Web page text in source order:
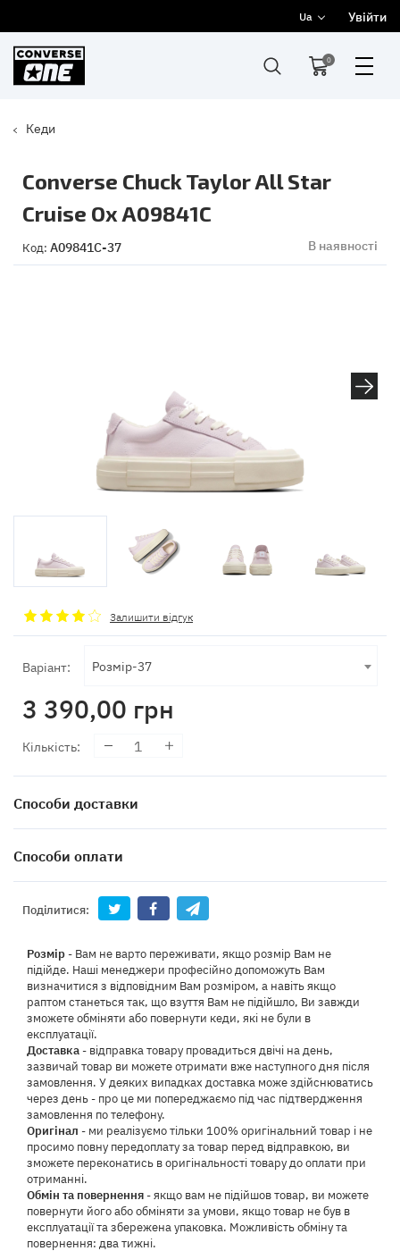
Ua Увійти
0
Кеди
Converse Chuck Taylor All Star
Cruise Ox A09841C
Код: A09841C-37 В наявності
Залишити відгук
Варіант: Розмір-37
3 390,00 грн
Кількість:
Способи доставки
Способи оплати
Поділитися:
Розмір - Вам не варто переживати, якщо розмір Вам не
підійде. Наші менеджери професійно допоможуть Вам
визначитися з відповідним Вам розміром, а навіть якщо
раптом станеться так, що взуття Вам не підійшло, Ви завжди
зможете обміняти або повернути кеди, які не були в
експлуатації.
Доставка - відправка товару провадиться двічі на день,
зазвичай товар ви можете отримати вже наступного дня після
замовлення. У деяких випадках доставка може здійснюватись
через день - про це ми попереджаємо під час підтвердження
замовлення по телефону.
Оригінал - ми реалізуємо тільки 100% оригінальний товар і не
просимо повну передоплату за товар перед відправкою, ви
зможете переконатись в оригінальності товару до оплати при
отриманні.
Обмін та повернення - якщо вам не підійшов товар, ви можете
повернути його або обміняти за умови, якщо товар не був в
експлуатації та збережена упаковка. Можливість обміну та
повернення: два тижні.